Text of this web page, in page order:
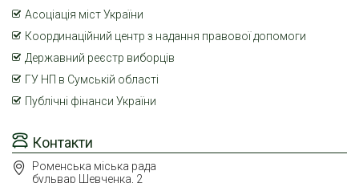
Контакти
Роменська міська рада
бульвар Шевченка, 2
Асоціація міст України
Координаційний центр з надання правової допомоги
Державний реєстр виборців
ГУ НП в Сумській області
Публічні фінанси України